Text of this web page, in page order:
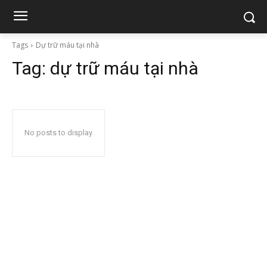
Tags Dự trữ máu tại nhà
Tag: dự trữ máu tại nhà
No posts to display